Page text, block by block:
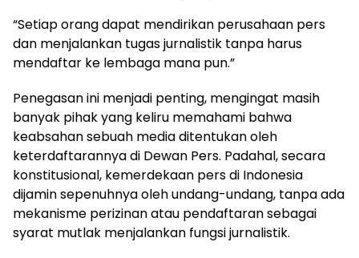
“Setiap orang dapat mendirikan perusahaan pers
dan menjalankan tugas jurnalistik tanpa harus
mendaftar ke lembaga mana pun.”
Penegasan ini menjadi penting, mengingat masih
banyak pihak yang keliru memahami bahwa
keabsahan sebuah media ditentukan oleh
keterdaftarannya di Dewan Pers. Padahal, secara
konstitusional, kemerdekaan pers di Indonesia
dijamin sepenuhnya oleh undang-undang, tanpa ada
mekanisme perizinan atau pendaftaran sebagai
syarat mutlak menjalankan fungsi jurnalistik.